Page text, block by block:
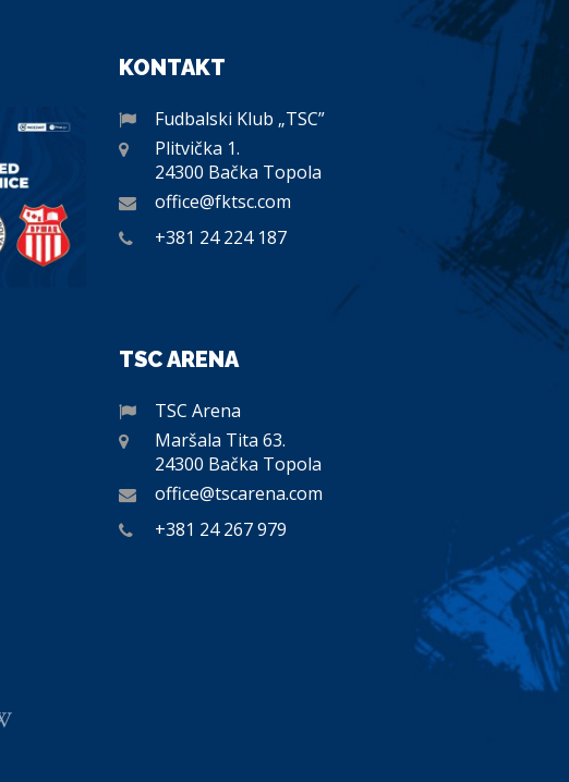
KONTAKT
Fudbalski Klub „TSC”
Plitvička 1.
24300 Bačka Topola
office@fktsc.com
+381 24 224 187
TSC ARENA
TSC Arena
Maršala Tita 63.
24300 Bačka Topola
office@tscarena.com
+381 24 267 979